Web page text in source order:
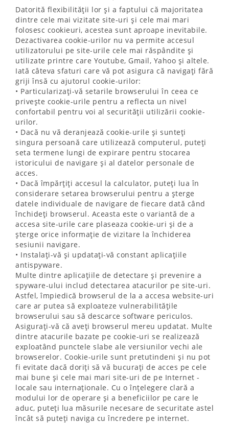
Datorită flexibilității lor și a faptului că majoritatea
dintre cele mai vizitate site-uri și cele mai mari
folosesc cookieuri, acestea sunt aproape inevitabile.
Dezactivarea cookie-urilor nu va permite accesul
utilizatorului pe site-urile cele mai răspândite și
utilizate printre care Youtube, Gmail, Yahoo și altele.
Iată câteva sfaturi care vă pot asigura că navigați fără
griji însă cu ajutorul cookie-urilor:
• Particularizați-vă setarile browserului în ceea ce
privește cookie-urile pentru a reflecta un nivel
confortabil pentru voi al securității utilizării cookie-
urilor.
• Dacă nu vă deranjează cookie-urile și sunteți
singura persoană care utilizează computerul, puteți
seta termene lungi de expirare pentru stocarea
istoricului de navigare și al datelor personale de
acces.
• Dacă împărțiți accesul la calculator, puteți lua în
considerare setarea browserului pentru a șterge
datele individuale de navigare de fiecare dată când
închideți browserul. Aceasta este o variantă de a
accesa site-urile care plaseaza cookie-uri și de a
șterge orice informație de vizitare la închiderea
sesiunii navigare.
• Instalați-vă și updatați-vă constant aplicațiile
antispyware.
Multe dintre aplicațiile de detectare și prevenire a
spyware-ului includ detectarea atacurilor pe site-uri.
Astfel, împiedică browserul de la a accesa website-uri
care ar putea să exploateze vulnerabilitățile
browserului sau să descarce software periculos.
Asigurați-vă că aveți browserul mereu updatat. Multe
dintre atacurile bazate pe cookie-uri se realizează
exploatând punctele slabe ale versiunilor vechi ale
browserelor. Cookie-urile sunt pretutindeni și nu pot
fi evitate dacă doriți să vă bucurați de acces pe cele
mai bune și cele mai mari site-uri de pe Internet -
locale sau internaționale. Cu o înțelegere clară a
modului lor de operare și a beneficiilor pe care le
aduc, puteți lua măsurile necesare de securitate astel
încât să puteți naviga cu încredere pe internet.